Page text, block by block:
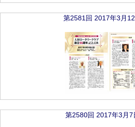
第2581回 2017年3月
第2580回 2017年3月7